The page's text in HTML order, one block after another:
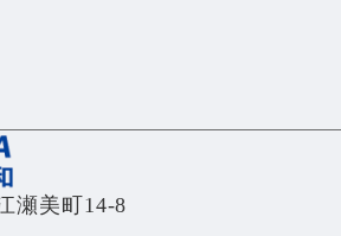
瀬美町14-8